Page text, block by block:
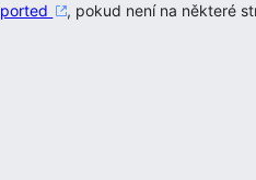
, pokud není na některé